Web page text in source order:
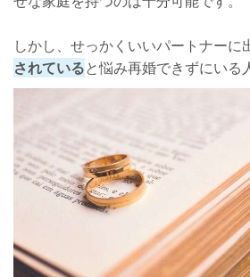
しかし、せっかくいいパートナーに
されていると悩み再婚できずにいる